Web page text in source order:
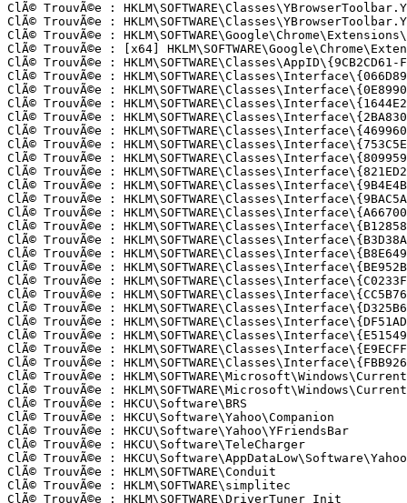
ClÃ© TrouvÃ©e :
ClÃ© TrouvÃ©e :
ClÃ© TrouvÃ©e :
ClÃ© TrouvÃ©e : [x64]
ClÃ© TrouvÃ©e : HKLM\SOFTWARE\Classes\AppID\{9CB2CD61-
ClÃ© TrouvÃ©e :
ClÃ© TrouvÃ©e :
ClÃ© TrouvÃ©e :
ClÃ© TrouvÃ©e :
ClÃ© TrouvÃ©e :
ClÃ© TrouvÃ©e :
ClÃ© TrouvÃ©e :
ClÃ© TrouvÃ©e :
ClÃ© TrouvÃ©e :
ClÃ© TrouvÃ©e :
ClÃ© TrouvÃ©e :
ClÃ© TrouvÃ©e :
ClÃ© TrouvÃ©e :
ClÃ© TrouvÃ©e :
ClÃ© TrouvÃ©e :
ClÃ© TrouvÃ©e :
ClÃ© TrouvÃ©e :
ClÃ© TrouvÃ©e :
ClÃ© TrouvÃ©e :
ClÃ© TrouvÃ©e :
ClÃ© TrouvÃ©e :
ClÃ© TrouvÃ©e :
ClÃ© TrouvÃ©e :
ClÃ© TrouvÃ©e :
ClÃ© TrouvÃ©e : HKCU\Software\BRS
ClÃ© TrouvÃ©e : HKCU\Software\Yahoo\Companion
ClÃ© TrouvÃ©e : HKCU\Software\Yahoo\YFriendsBar
ClÃ© TrouvÃ©e : HKCU\Software\TeleCharger
ClÃ© TrouvÃ©e :
ClÃ© TrouvÃ©e : HKLM\SOFTWARE\Conduit
ClÃ© TrouvÃ©e : HKLM\SOFTWARE\simplitec
ClÃ© TrouvÃ©e : HKLM\SOFTWARE\DriverTuner_Init